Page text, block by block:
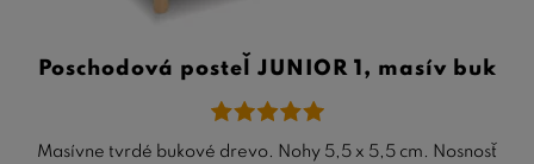
Poschodová posteľ JUNIOR 1, masív buk
Masívne tvrdé bukové drevo. Nohy 5,5 x 5,5 cm. Nosnosť